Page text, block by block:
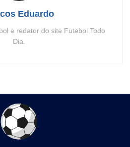
Eduardo
e redator do site Futebol Todo
Dia.